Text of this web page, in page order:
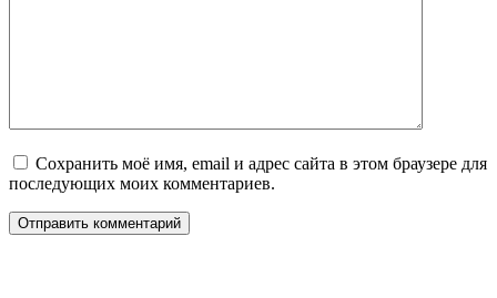
Сохранить моё имя, email и адрес сайта в этом браузере для
последующих моих комментариев.